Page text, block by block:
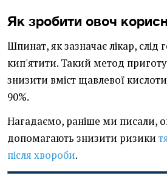
Як зробити овоч
Шпинат, як зазначає лікар, слід
кип'ятити. Такий метод
знизити вміст щавлевої
90%.
Нагадаємо, раніше ми писали,
допомагають знизити ризики
після хвороби.